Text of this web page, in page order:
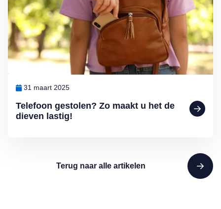
Telefoon gestolen? Zo maakt u het de
dieven lastig!
31 maart 2025
Terug naar alle artikelen